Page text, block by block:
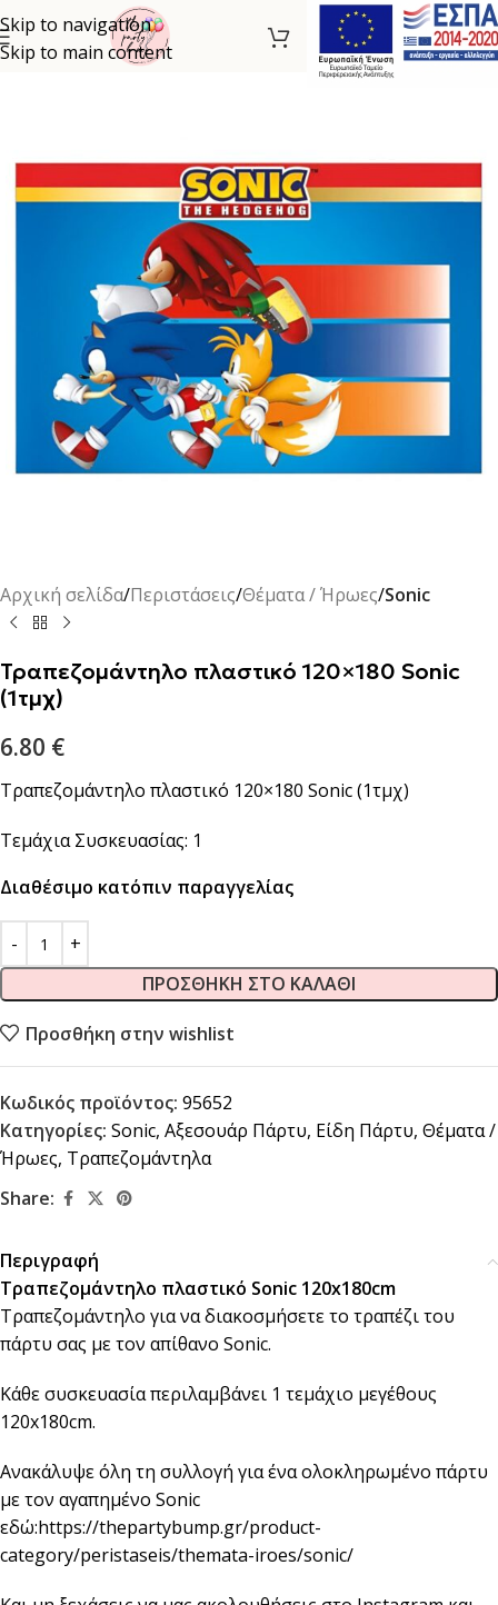
Skip to navigation
Skip to main content
Αρχική σελίδα Περιστάσεις Θέματα / Ήρωες Sonic
Τραπεζομάντηλο πλαστικό 120×180 Sonic
(1τμχ)
6.80 €
Τραπεζομάντηλο πλαστικό 120×180 Sonic (1τμχ)
Τεμάχια Συσκευασίας: 1
Διαθέσιμο κατόπιν παραγγελίας
ΠΡΟΣΘΉΚΗ ΣΤΟ ΚΑΛΆΘΙ
Προσθήκη στην wishlist
Κωδικός προϊόντος: 95652
Κατηγορίες: Sonic, Αξεσουάρ Πάρτυ, Είδη Πάρτυ, Θέματα /
Ήρωες, Τραπεζομάντηλα
Share:
Περιγραφή
Τραπεζομάντηλο πλαστικό Sonic 120x180cm
Τραπεζομάντηλο για να διακοσμήσετε το τραπέζι του
πάρτυ σας με τον απίθανο Sonic.
Κάθε συσκευασία περιλαμβάνει 1 τεμάχιο μεγέθους
120x180cm.
Ανακάλυψε όλη τη συλλογή για ένα ολοκληρωμένο πάρτυ
με τον αγαπημένο Sonic
εδώ:https://thepartybump.gr/product-
category/peristaseis/themata-iroes/sonic/